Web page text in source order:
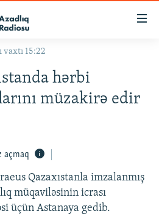
vaxtı 15:22
hərbi
müzakirə edir
açmaq
Qazaxıstanla imzalanmış
müqaviləsinin icrası
üçün Astanaya gedib.